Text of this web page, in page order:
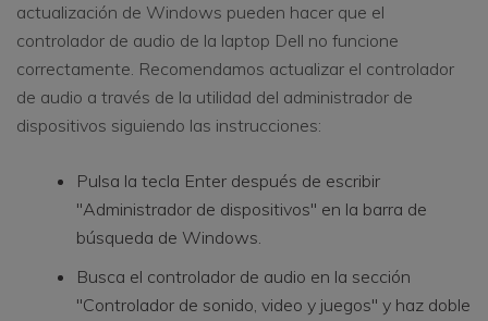
actualización de Windows pueden hacer que el
controlador de audio de la laptop Dell no funcione
correctamente. Recomendamos actualizar el controlador
de audio a través de la utilidad del administrador de
dispositivos siguiendo las instrucciones:
Pulsa la tecla Enter después de escribir
"Administrador de dispositivos" en la barra de
búsqueda de Windows.
Busca el controlador de audio en la sección
"Controlador de sonido, video y juegos" y haz doble